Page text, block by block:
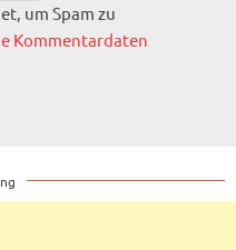
um Spam zu
Kommentardaten